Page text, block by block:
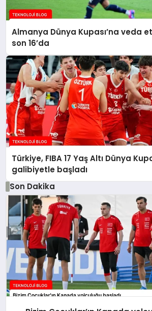
Almanya Dünya Kupası’na veda
son 16’da
Türkiye, FIBA 17 Yaş Altı Dünya
galibiyetle başladı
Son Dakika